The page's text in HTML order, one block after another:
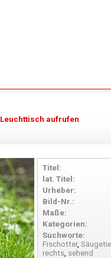
Leuchttisch aufrufen
Titel:
lat. Titel:
Urheber:
Bild-Nr.:
Maße:
Kategorien:
Suchworte:
Fischotter,
rechts, sehend